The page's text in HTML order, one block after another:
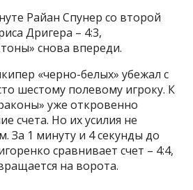
Райан Спунер со второй
Дригера – 4:3,
снова впереди.
«черно-белых» убежал с
шестому полевому игроку. К
уже откровенно
счета. Но их усилия не
За 1 минуту и 4 секунды до
сравнивает счет – 4:4,
на ворота.